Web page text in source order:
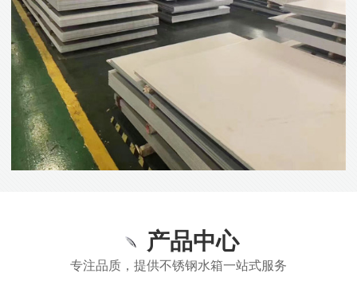
产品中心
专注品质，提供不锈钢水箱一站式服务